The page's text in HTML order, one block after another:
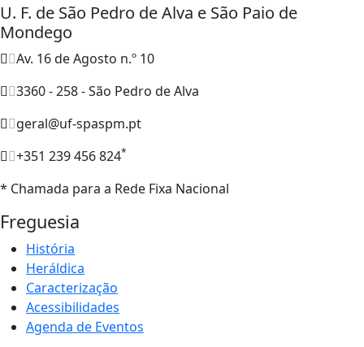
U. F. de São Pedro de Alva e São Paio de
Mondego
Av. 16 de Agosto n.º 10
3360 - 258 - São Pedro de Alva
geral@uf-spaspm.pt
+351 239 456 824*
* Chamada para a Rede Fixa Nacional
Freguesia
História
Heráldica
Caracterização
Acessibilidades
Agenda de Eventos